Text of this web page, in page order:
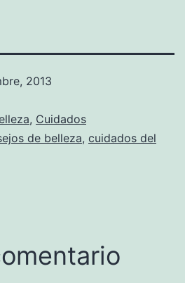
2013
, Cuidados
de belleza, cuidados del